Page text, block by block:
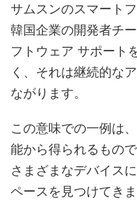
サムスンのスマート
韓国企業の開発者チ
フトウェア サポート
く、それは継続的な
ながります。
この意味での一例は
能から得られるもの
さまざまなデバイス
ペースを見つけてきま